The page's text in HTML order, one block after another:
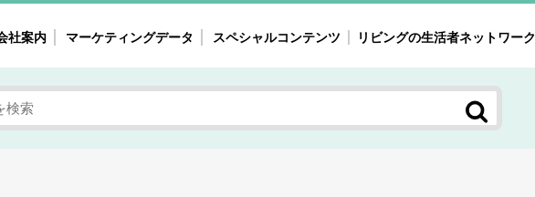
社案内 マーケティングデータ スペシャルコンテンツ
女性の気持ちと消費がリアルに見える
自主調査レポート
注目ターゲット・重点テーマ
40'ｓ～60'ｓマーケット研究室
リビングの生活者ネットワーク